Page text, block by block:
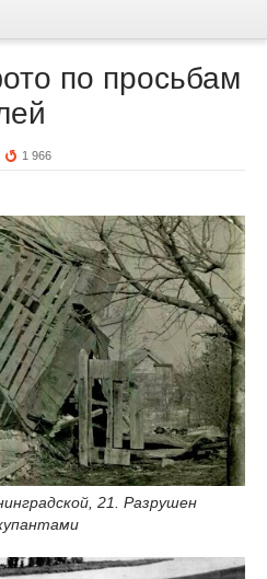
по просьбам
1 966
21. Разрушен